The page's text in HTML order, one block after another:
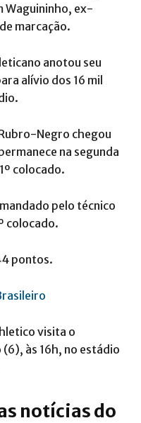
Waguininho, ex-
marcação.
anotou seu
alívio dos 16 mil
Negro chegou
na segunda
colocado.
pelo técnico
colocado.
pontos.
visita o
às 16h, no estádio
notícias do